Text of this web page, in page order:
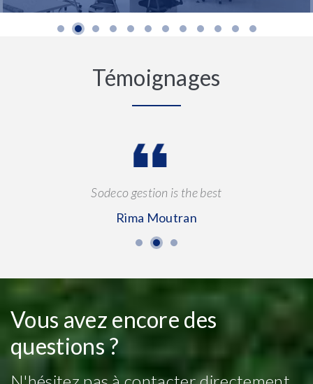
Témoignages
Sodeco gestion is the best
Rima Moutran
Vous avez encore des
questions ?